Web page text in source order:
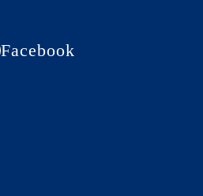
Facebook